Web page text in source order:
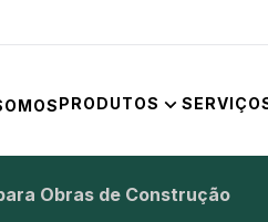
PRODUTOS
Obras de Construção